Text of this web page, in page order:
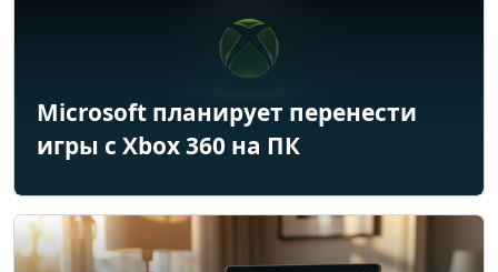
Microsoft планирует перенести
игры с Xbox 360 на ПК